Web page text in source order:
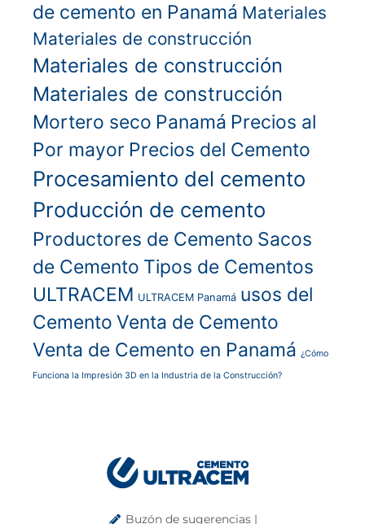
de cemento en Panamá Materiales
Materiales de construcción
Materiales de construcción
Materiales de construcción
Mortero seco Panamá Precios al
Por mayor Precios del Cemento
Procesamiento del cemento
Producción de cemento
Productores de Cemento Sacos
de Cemento Tipos de Cementos
ULTRACEM ULTRACEM Panamá usos del
Cemento Venta de Cemento
Venta de Cemento en Panamá ¿Cómo
Funciona la Impresión 3D en la Industria de la Construcción?
Buzón de sugerencias |